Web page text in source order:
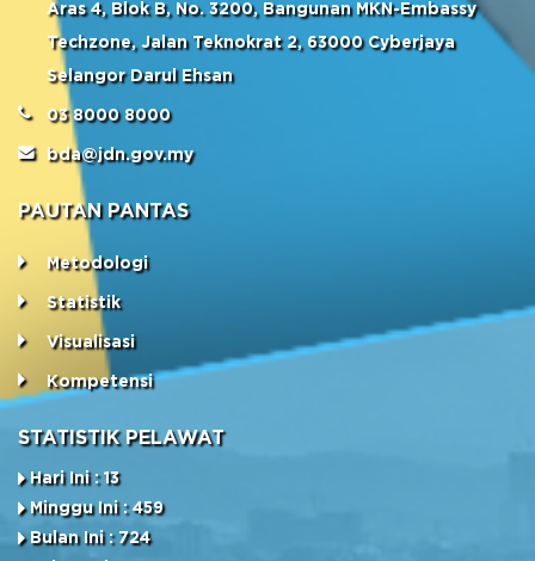
Aras 4, Blok B, No. 3200, Bangunan MKN-Embassy
Techzone, Jalan Teknokrat 2, 63000 Cyberjaya
Selangor Darul Ehsan
03 8000 8000
bda@jdn.gov.my
PAUTAN PANTAS
Metodologi
Statistik
Visualisasi
Kompetensi
STATISTIK PELAWAT
Hari Ini : 13
Minggu Ini : 459
Bulan Ini : 724